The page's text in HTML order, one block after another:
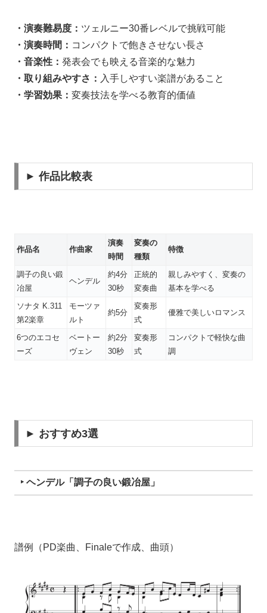
・演奏難易度： ツェルニー30番レベルで挑戦可能
・演奏時間： コンパクトで飽きさせない長さ
・音楽性： 発表会でも映える音楽的な魅力
・取り組みやすさ： 入手しやすい楽譜があること
・学習効果： 変奏技法を学べる教育的価値
► 作品比較表
作品名 作曲家
演奏
時間
変奏の
種類
特徴
調子の良い鍛
冶屋
ヘンデル
約4分
30秒
正統的
変奏曲
親しみやすく、変奏の
基本を学べる
ソナタ K.311
第2楽章
モーツァ
ルト
約5分
変奏形
式
優雅で美しいロマンス
6つのエコセ
ーズ
ベートー
ヴェン
約2分
30秒
変奏形
式
コンパクトで軽快な曲
調
► おすすめ3選
‣ ヘンデル「調子の良い鍛冶屋」
譜例（PD楽曲、Finaleで作成、曲頭）